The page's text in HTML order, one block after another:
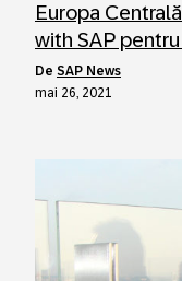
Europa
with SAP
de SAP News
mai 26, 2021